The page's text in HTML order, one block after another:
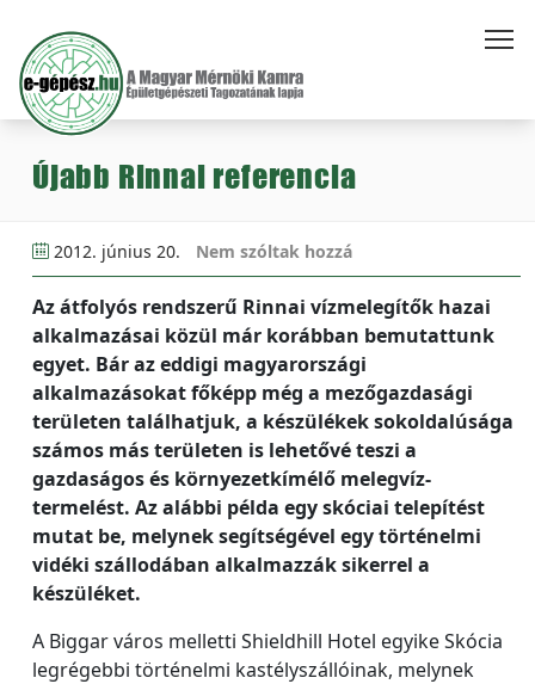
Újabb Rinnai referencia
2012. június 20. Nem szóltak hozzá
Az átfolyós rendszerű Rinnai vízmelegítők hazai
alkalmazásai közül már korábban bemutattunk
egyet. Bár az eddigi magyarországi
alkalmazásokat főképp még a mezőgazdasági
területen találhatjuk, a készülékek sokoldalúsága
számos más területen is lehetővé teszi a
gazdaságos és környezetkímélő melegvíz-
termelést. Az alábbi példa egy skóciai telepítést
mutat be, melynek segítségével egy történelmi
vidéki szállodában alkalmazzák sikerrel a
készüléket.
A Biggar város melletti Shieldhill Hotel egyike Skócia
legrégebbi történelmi kastélyszállóinak, melynek